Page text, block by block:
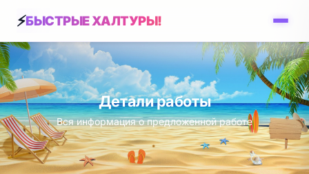
БЫСТРЫЕ ХАЛТУРЫ!
Детали работы
Вся информация о предложенной работе